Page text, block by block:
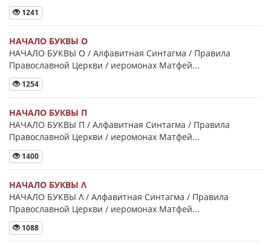
1241
НАЧАЛО БУКВЫ Ο
НАЧАЛО БУКВЫ Ο / Алфавитная Синтагма / Правила
Православной Церкви / иеромонах Матфей...
1254
НАЧАЛО БУКВЫ Π
НАЧАЛО БУКВЫ Π / Алфавитная Синтагма / Правила
Православной Церкви / иеромонах Матфей...
1400
НАЧАЛО БУКВЫ Λ
НАЧАЛО БУКВЫ Λ / Алфавитная Синтагма / Правила
Православной Церкви / иеромонах Матфей...
1088